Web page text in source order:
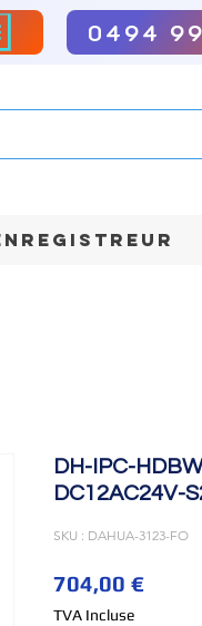
0494
DH-IPC-
DC12AC24V-
SKU : DAHUA-3123-FO
704,00 €Prix
TVA Incluse